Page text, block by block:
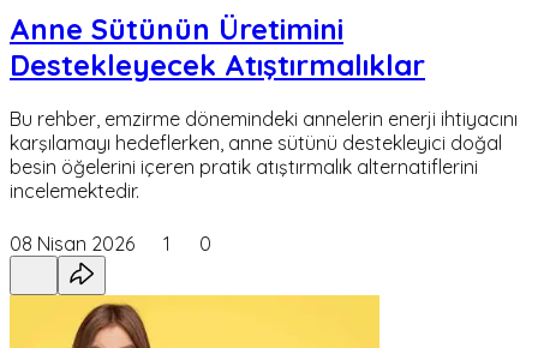
Anne Sütünün Üretimini
Destekleyecek Atıştırmalıklar
Bu rehber, emzirme dönemindeki annelerin enerji ihtiyacını
karşılamayı hedeflerken, anne sütünü destekleyici doğal
besin öğelerini içeren pratik atıştırmalık alternatiflerini
incelemektedir.
08 Nisan 2026 1 0